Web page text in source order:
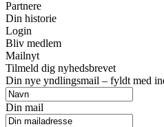
Partnere
Din historie
Login
Bliv medlem
Mailnyt
Tilmeld dig nyhedsbrevet
Din nye yndlingsmail – fyldt med
Din mail